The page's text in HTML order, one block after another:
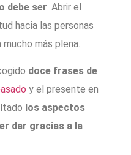
debe ser . Abrir el
hacia las personas
más plena.
doce frases de
y el presente en
los aspectos
dar gracias a la